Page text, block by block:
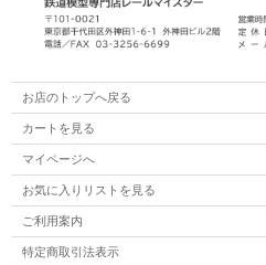
お店のトップへ戻る
カートを見る
マイページへ
お気に入りリストを見る
ご利用案内
特定商取引法表示